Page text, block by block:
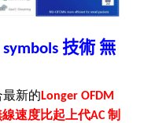
技術 無
新的 Longer OFDM
速度比起上代AC制